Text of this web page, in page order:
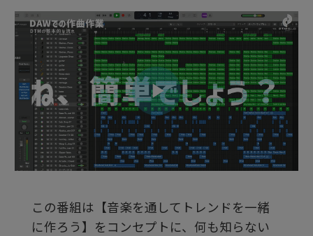
ビ
デ
オ
この番組は【音楽を通してトレンドを一緒
に作ろう】をコンセプトに、何も知らない